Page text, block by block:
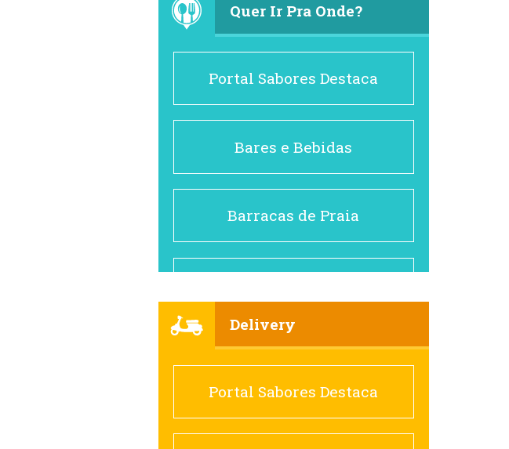
Quer Ir Pra Onde?
Portal Sabores Destaca
Bares e Bebidas
Barracas de Praia
Cafés
Churrascarias
Delivery
Portal Sabores Destaca